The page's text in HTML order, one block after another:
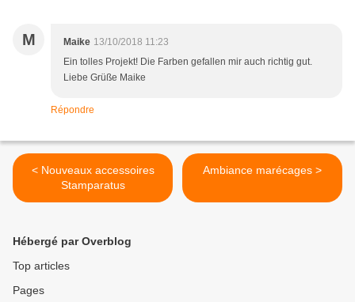
M Maike 13/10/2018 11:23
Ein tolles Projekt! Die Farben gefallen mir auch richtig gut.
Liebe Grüße Maike
Répondre
< Nouveaux accessoires
Stamparatus
Ambiance marécages >
Hébergé par Overblog
Top articles
Pages